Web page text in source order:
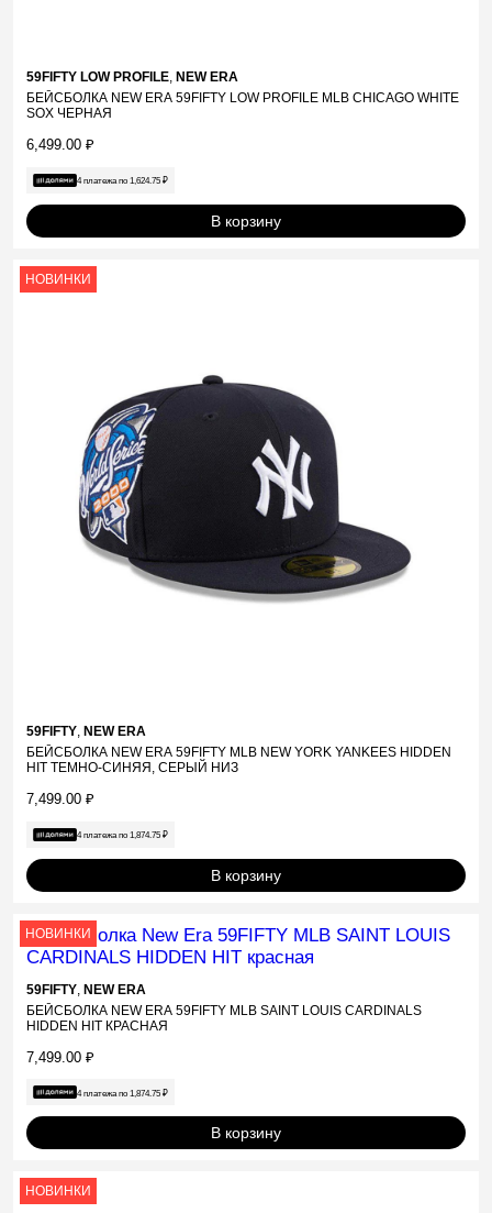
59FIFTY LOW PROFILE, NEW ERA
БЕЙСБОЛКА NEW ERA 59FIFTY LOW PROFILE MLB CHICAGO WHITE
SOX ЧЕРНАЯ
6,499.00 ₽
4 платежа по 1,624.75 ₽
В корзину
НОВИНКИ
59FIFTY, NEW ERA
БЕЙСБОЛКА NEW ERA 59FIFTY MLB NEW YORK YANKEES HIDDEN
HIT ТЕМНО-СИНЯЯ, СЕРЫЙ НИЗ
7,499.00 ₽
4 платежа по 1,874.75 ₽
В корзину
НОВИНКИ
59FIFTY, NEW ERA
БЕЙСБОЛКА NEW ERA 59FIFTY MLB SAINT LOUIS CARDINALS
HIDDEN HIT КРАСНАЯ
7,499.00 ₽
4 платежа по 1,874.75 ₽
В корзину
НОВИНКИ